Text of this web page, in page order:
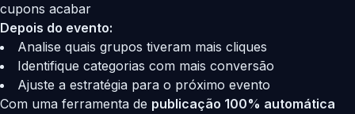
cupons acabar
Depois do evento:
Analise quais grupos tiveram mais cliques
Identifique categorias com mais conversão
Ajuste a estratégia para o próximo evento
Com uma ferramenta de publicação 100% automática